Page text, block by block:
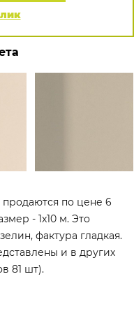
по цене 6
- 1x10 м. Это
фактура гладкая.
и в других
81 шт).